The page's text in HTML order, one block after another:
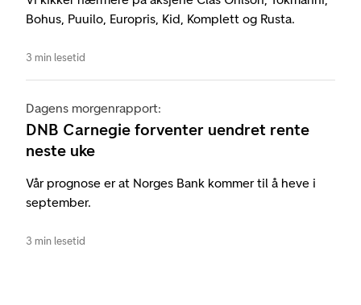
Bohus, Puuilo, Europris, Kid, Komplett og Rusta.
3 min lesetid
Dagens morgenrapport:
DNB Carnegie forventer uendret rente
neste uke
Vår prognose er at Norges Bank kommer til å heve i
september.
3 min lesetid